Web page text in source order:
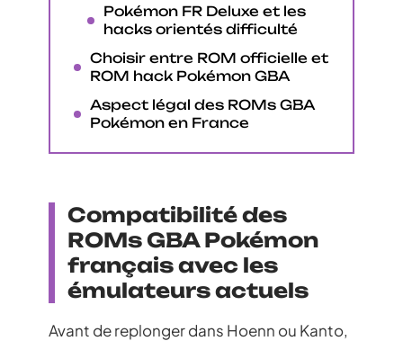
Pokémon FR Deluxe et les
hacks orientés difficulté
Choisir entre ROM officielle et
ROM hack Pokémon GBA
Aspect légal des ROMs GBA
Pokémon en France
Compatibilité des
ROMs GBA Pokémon
français avec les
émulateurs actuels
Avant de replonger dans Hoenn ou Kanto,